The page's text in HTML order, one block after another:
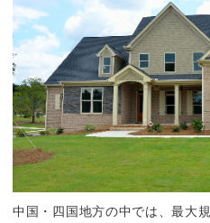
中国・四国地方の中では、最大